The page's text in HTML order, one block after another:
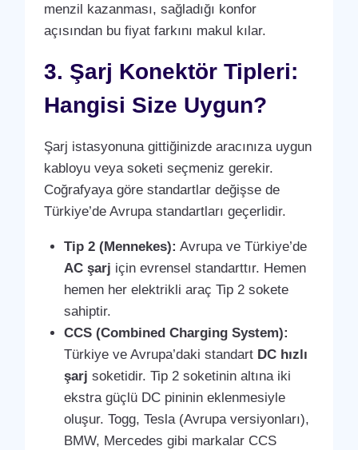
menzil kazanması, sağladığı konfor
açısından bu fiyat farkını makul kılar.
3. Şarj Konektör Tipleri:
Hangisi Size Uygun?
Şarj istasyonuna gittiğinizde aracınıza uygun
kabloyu veya soketi seçmeniz gerekir.
Coğrafyaya göre standartlar değişse de
Türkiye’de Avrupa standartları geçerlidir.
Tip 2 (Mennekes): Avrupa ve Türkiye’de
AC şarj için evrensel standarttır. Hemen
hemen her elektrikli araç Tip 2 sokete
sahiptir.
CCS (Combined Charging System):
Türkiye ve Avrupa’daki standart DC hızlı
şarj soketidir. Tip 2 soketinin altına iki
ekstra güçlü DC pininin eklenmesiyle
oluşur. Togg, Tesla (Avrupa versiyonları),
BMW, Mercedes gibi markalar CCS